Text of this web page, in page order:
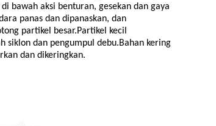
bawah aksi benturan, gesekan dan gaya
panas dan dipanaskan, dan
partikel besar.Partikel kecil
siklon dan pengumpul debu.Bahan kering
dan dikeringkan.